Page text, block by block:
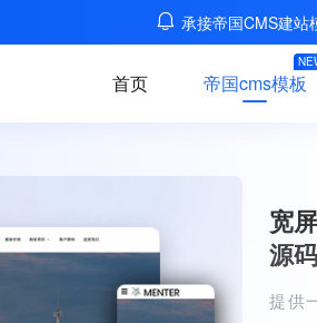
承接帝国CMS建站
首页 帝国cms模板
宽
源码
提供